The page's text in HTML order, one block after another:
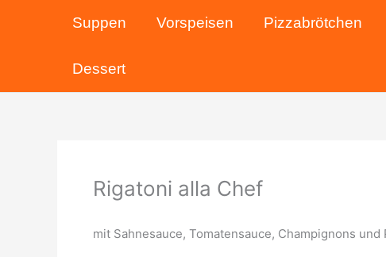
Suppen Vorspeisen Pizzabrötchen
Dessert
Rigatoni alla Chef
mit Sahnesauce, Tomatensauce, Champignons